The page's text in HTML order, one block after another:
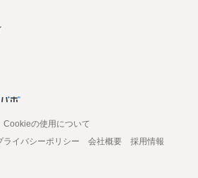
Cookieの使用について
ライバシーポリシー 会社概要
採用情報